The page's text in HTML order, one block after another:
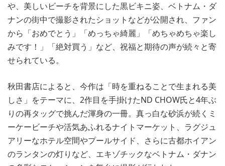
や、美しいビーチを背景にした黒ビキニ姿、ベトナム・ダ
ナンの街中で撮影されたショットなどが公開され、ファン
から「おめでとう」「めっちゃ綺麗」「めちゃめちゃ楽し
みです！」「絶対買う」など、祝福と期待の声が続々と寄
せられている。
秋田書店によると、今作は「時を重ねることで生まれる美
しさ」をテーマに、2作目を手掛けたND CHOW氏と4年ぶ
りの再タッグで挑んだ渾身の一冊。真っ白な砂浜が続くミ
ーケービーチや活気あふれるナイトマーケット、ラグジュ
アリーなホテル空間やプールサイド、さらに古都ホイアン
のランタンの灯りなど、エキゾチックなベトナム・ダナン